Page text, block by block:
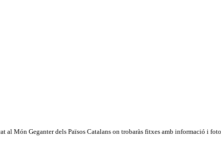
al Món Geganter dels Països Catalans on trobaràs fitxes amb informació i